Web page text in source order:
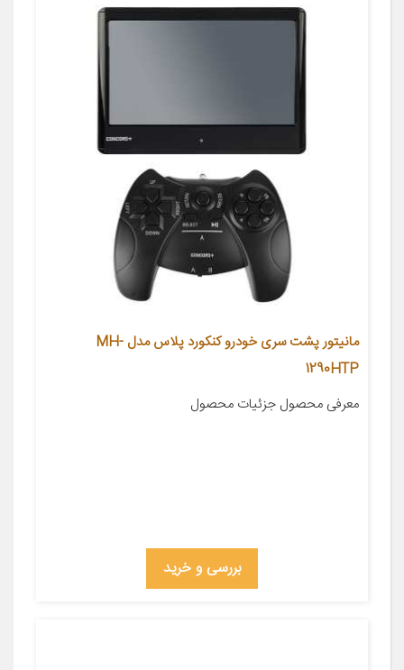
مانیتور پشت سری خودرو کنکورد پلاس مدل MH-
1290HTP
معرفی محصول جزئیات محصول
بررسی و خرید